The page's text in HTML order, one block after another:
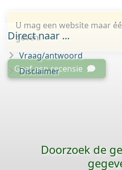
U mag een website maar
geven.
Geef een recensie
Direct naar ...
Vraag/antwoord
Disclaimer
Doorzoek de